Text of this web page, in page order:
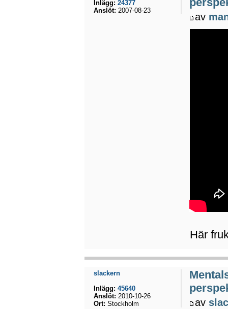
av
Här
Inlägg: 24377
Anslöt: 2007-08-23
av
slackern
Inlägg: 45640
Anslöt: 2010-10-26
Ort: Stockholm